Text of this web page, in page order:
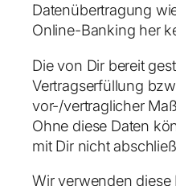
Datenübertragung
Online-Banking her
Die von Dir bereit
Vertragserfüllung
vor-/vertraglicher
Ohne diese Daten
mit Dir nicht
Wir verwenden diese